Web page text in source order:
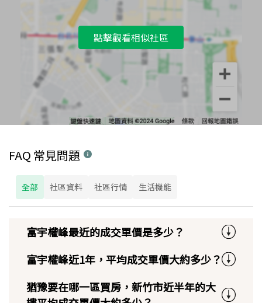
點擊觀看相似社區
FAQ 常見問題
全部 社區資料 社區行情 生活機能
富宇權峰最近的成交單價是多少？
富宇權峰近1年，平均成交單價大約多少？
猶豫要在哪一區買房，新竹市近半年的大